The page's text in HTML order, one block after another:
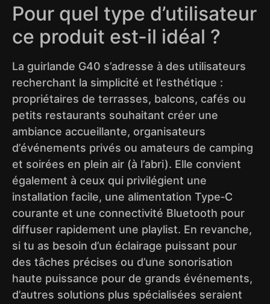
Pour quel type d’utilisateur
ce produit est-il idéal ?
La guirlande G40 s’adresse à des utilisateurs
recherchant la simplicité et l’esthétique :
propriétaires de terrasses, balcons, cafés ou
petits restaurants souhaitant créer une
ambiance accueillante, organisateurs
d’événements privés ou amateurs de camping
et soirées en plein air (à l’abri). Elle convient
également à ceux qui privilégient une
installation facile, une alimentation Type‑C
courante et une connectivité Bluetooth pour
diffuser rapidement une playlist. En revanche,
si tu as besoin d’un éclairage puissant pour
des tâches précises ou d’une sonorisation
haute puissance pour de grands événements,
d’autres solutions plus spécialisées seraient